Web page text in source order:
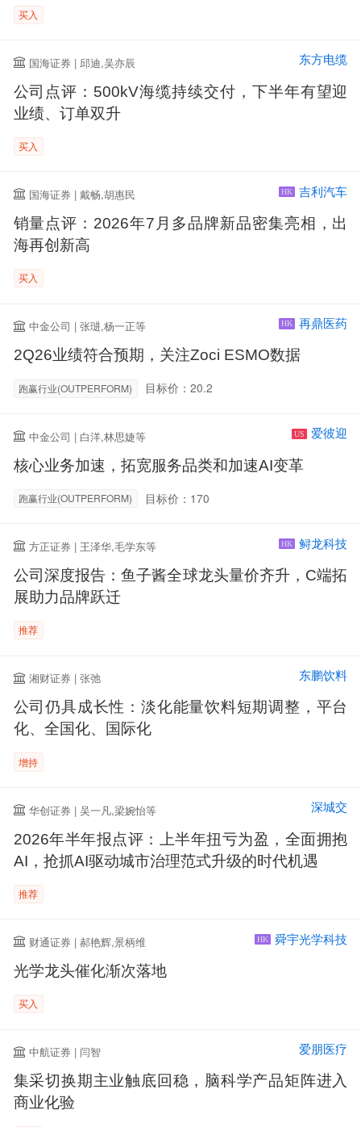
买入
国海证券 | 邱迪,吴亦辰 东方电缆
公司点评：500kV海缆持续交付，下半年有望迎
业绩、订单双升
买入
国海证券 | 戴畅,胡惠民 HK 吉利汽车
销量点评：2026年7月多品牌新品密集亮相，出
海再创新高
买入
中金公司 | 张琎,杨一正等 HK 再鼎医药
2Q26业绩符合预期，关注Zoci ESMO数据
跑赢行业(OUTPERFORM) 目标价：20.2
中金公司 | 白洋,林思婕等 US 爱彼迎
核心业务加速，拓宽服务品类和加速AI变革
跑赢行业(OUTPERFORM) 目标价：170
方正证券 | 王泽华,毛学东等 HK 鲟龙科技
公司深度报告：鱼子酱全球龙头量价齐升，C端拓
展助力品牌跃迁
推荐
湘财证券 | 张弛 东鹏饮料
公司仍具成长性：淡化能量饮料短期调整，平台
化、全国化、国际化
增持
华创证券 | 吴一凡,梁婉怡等 深城交
2026年半年报点评：上半年扭亏为盈，全面拥抱
AI，抢抓AI驱动城市治理范式升级的时代机遇
推荐
财通证券 | 郝艳辉,景柄维 HK 舜宇光学科技
光学龙头催化渐次落地
买入
中航证券 | 闫智 爱朋医疗
集采切换期主业触底回稳，脑科学产品矩阵进入
商业化验